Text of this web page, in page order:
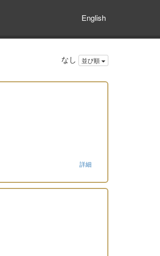
English
なし 並び順
詳細